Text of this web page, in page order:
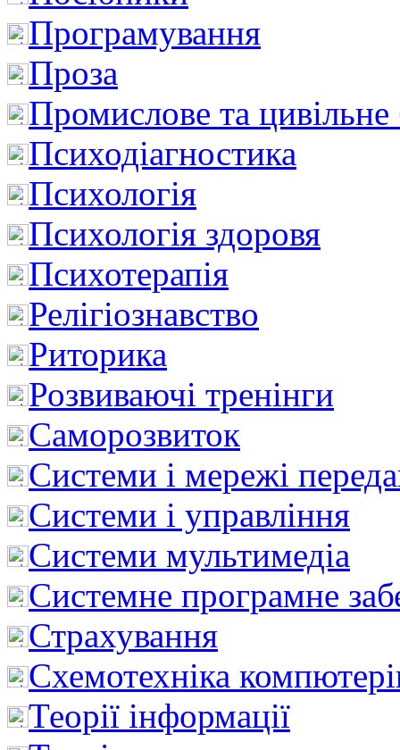
Програмування
Проза
Промислове та цивільне
Психодіагностика
Психологія
Психологія здоровя
Психотерапія
Релігіознавство
Риторика
Розвиваючі тренінги
Саморозвиток
Системи і мережі
Системи і управління
Системи мультимедіа
Системне програмне
Страхування
Схемотехніка
Теорії інформації